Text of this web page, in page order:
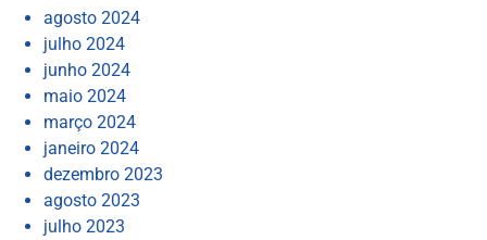
agosto 2024
julho 2024
junho 2024
maio 2024
março 2024
janeiro 2024
dezembro 2023
agosto 2023
julho 2023